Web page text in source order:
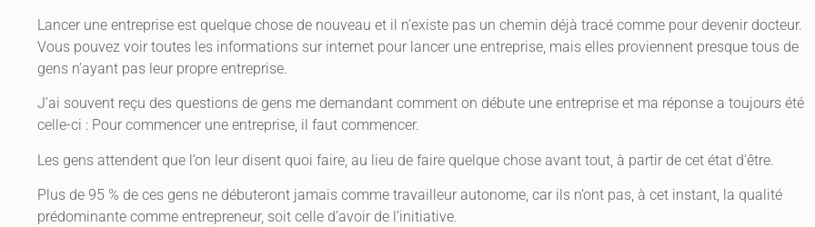
Lancer une entreprise est quelque chose de nouveau et il n’existe pas un chemin déjà tracé comme pour devenir docteur.
Vous pouvez voir toutes les informations sur internet pour lancer une entreprise, mais elles proviennent presque tous de
gens n’ayant pas leur propre entreprise.
J’ai souvent reçu des questions de gens me demandant comment on débute une entreprise et ma réponse a toujours été
celle-ci : Pour commencer une entreprise, il faut commencer.
Les gens attendent que l’on leur disent quoi faire, au lieu de faire quelque chose avant tout, à partir de cet état d’être.
Plus de 95 % de ces gens ne débuteront jamais comme travailleur autonome, car ils n’ont pas, à cet instant, la qualité
prédominante comme entrepreneur, soit celle d’avoir de l’initiative.